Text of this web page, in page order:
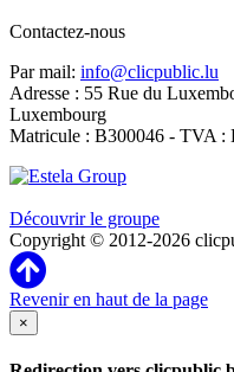
Contactez-nous
Par mail: info@clicpublic.lu
Adresse : 55 Rue du
Luxembourg
Matricule : B300046 - TVA :
Découvrir le groupe
Copyright © 2012-2026
Revenir en haut de la page
×